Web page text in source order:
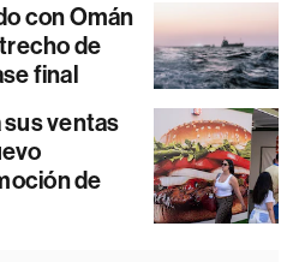
con Omán
de
final
ventas
de